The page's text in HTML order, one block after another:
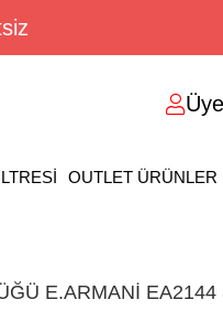
OUTLET ÜRÜNLER
E.ARMANİ EA2144